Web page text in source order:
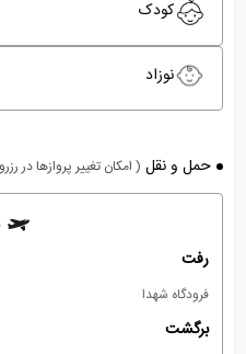
کودک
نوزاد
حمل و نقل ( امکان تغییر پروازها در
رفت
فرودگاه شهدا
برگشت